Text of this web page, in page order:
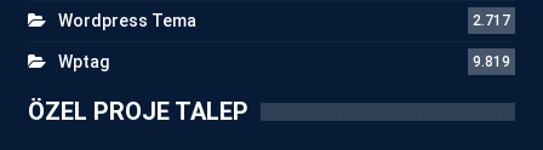
Wordpress Tema 2.717
Wptag 9.819
ÖZEL PROJE TALEP